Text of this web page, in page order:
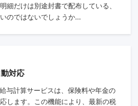
細だけは別途封書で配布している、
のではないでしょうか...
対応
与計算サービスは、保険料や年金の
します。この機能により、最新の税